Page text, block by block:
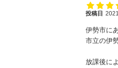
投稿日
伊勢市に
市立の伊
放課後に